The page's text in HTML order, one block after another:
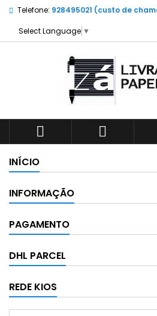
Telefone: 928495021 (custo de
Select Language ▼
 
INÍCIO
INFORMAÇÃO
PAGAMENTO
DHL PARCEL
REDE KIOS